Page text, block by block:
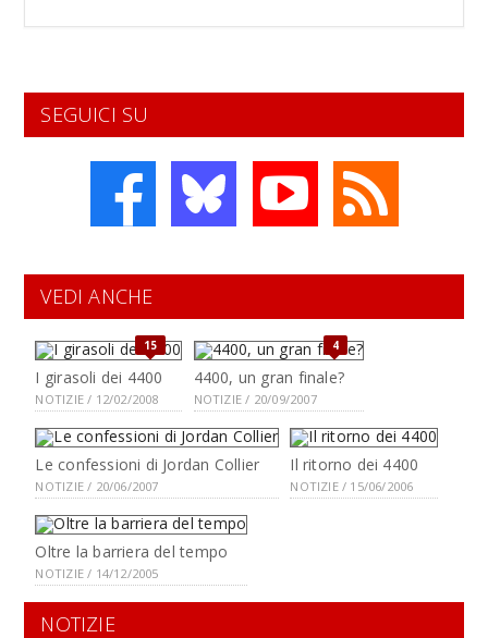
SEGUICI SU
VEDI ANCHE
15
I girasoli dei 4400
NOTIZIE / 12/02/2008
4
4400, un gran finale?
NOTIZIE / 20/09/2007
Le confessioni di Jordan Collier
NOTIZIE / 20/06/2007
Il ritorno dei 4400
NOTIZIE / 15/06/2006
Oltre la barriera del tempo
NOTIZIE / 14/12/2005
NOTIZIE